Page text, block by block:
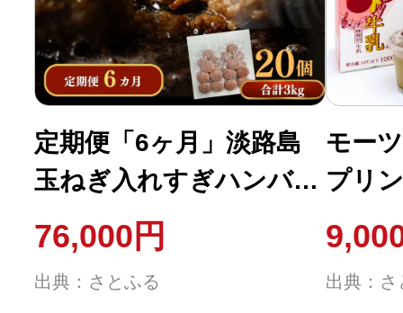
定期便「6ヶ月」淡路島
玉ねぎ入れすぎハンバー
グ 3kg(150g×20個)冷凍
76,000円
出典：さとふる
モー
プリ
出典：さ